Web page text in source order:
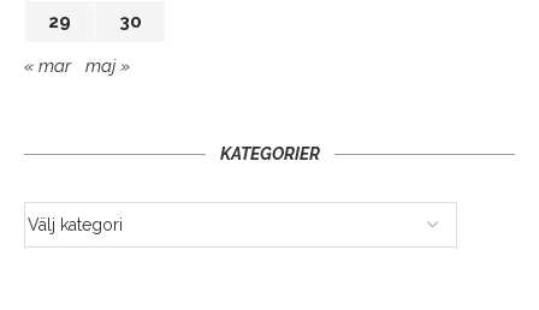
29
30
« mar maj »
KATEGORIER